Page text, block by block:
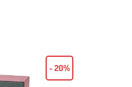
- 20%